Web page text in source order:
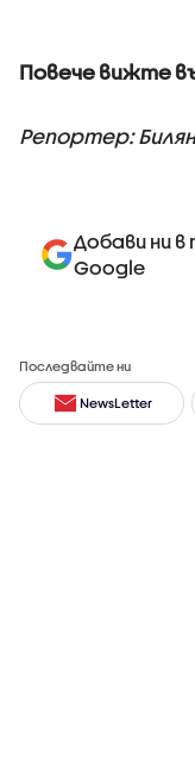
Повече вижте
Репортер:
Добави ни в
Google
Последвайте ни
NewsLetter